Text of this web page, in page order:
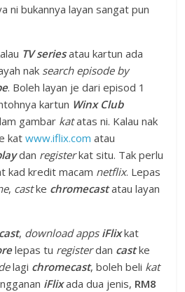
ni bukannya layan sangat pun
TV seriesatau kartun ada
nak search episode by
. Boleh layan je dari episod 1
kartun Winx Club
gambar katatas ni. Kalau nak
katwww.iflix.com atau
dan registerkat situ. Tak perlu
kad kredit macam netflix. Lepas
, castke chromecastatau layan
, download apps iFlixkat
lepas tu registerdan castke
lagi chromecast, boleh beli kat
iFlixada dua jenis, RM8